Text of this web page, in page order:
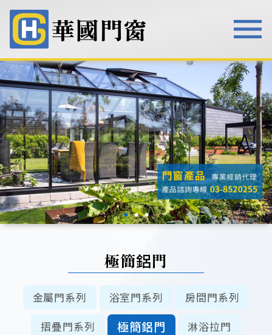
華國門窗
● ● ●
極簡鋁門
金屬門系列 浴室門系列
房間門系列
摺疊門系列
極簡鋁門
淋浴拉門
華國門窗